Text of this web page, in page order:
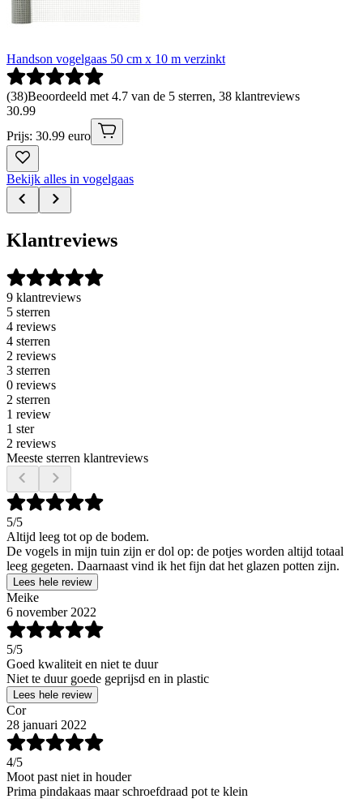
Handson vogelgaas 50 cm x 10 m verzinkt
(38)Beoordeeld met 4.7 van de 5 sterren, 38 klantreviews
30.99
Prijs: 30.99 euro
Bekijk alles in vogelgaas
Klantreviews
9 klantreviews
5 sterren
4 reviews
4 sterren
2 reviews
3 sterren
0 reviews
2 sterren
1 review
1 ster
2 reviews
Meeste sterren klantreviews
5/5
Altijd leeg tot op de bodem.
De vogels in mijn tuin zijn er dol op: de potjes worden altijd totaal
leeg gegeten. Daarnaast vind ik het fijn dat het glazen potten zijn.
Lees hele review
Meike
6 november 2022
5/5
Goed kwaliteit en niet te duur
Niet te duur goede geprijsd en in plastic
Lees hele review
Cor
28 januari 2022
4/5
Moot past niet in houder
Prima pindakaas maar schroefdraad pot te klein